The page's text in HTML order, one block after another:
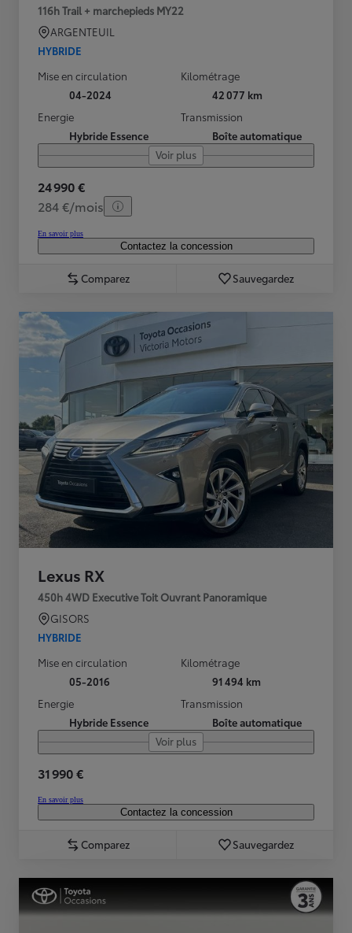
116h Trail + marchepieds MY22
ARGENTEUIL
HYBRIDE
Mise en circulation
04-2024
Kilométrage
42 077 km
Energie
Hybride Essence
Transmission
Boîte automatique
Voir plus
24 990 €
284 €/mois
En savoir plus
Contactez la concession
Comparez Sauvegardez
Lexus RX
450h 4WD Executive Toit Ouvrant Panoramique
GISORS
HYBRIDE
Mise en circulation
05-2016
Kilométrage
91 494 km
Energie
Hybride Essence
Transmission
Boîte automatique
Voir plus
31 990 €
En savoir plus
Contactez la concession
Comparez Sauvegardez